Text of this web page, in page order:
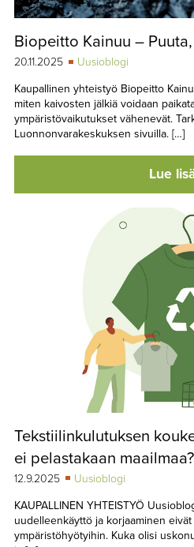
Biopeitto Kainuu –
20.11.2025
Uusioblogi
Kaupallinen yhteistyö Biopeitto
miten kaivosten jälkiä voidaan
ympäristövaikutukset vähenevät.
Luonnonvarakeskuksen sivuilla. […]
Lue
Tekstiilinkulutuksen
ei pelastakaan maailmaa?
12.9.2025
Uusioblogi
KAUPALLINEN YHTEISTYÖ
uudelleenkäyttö ja korjaaminen eivät
ympäristöhyötyihin. Kuka olisi